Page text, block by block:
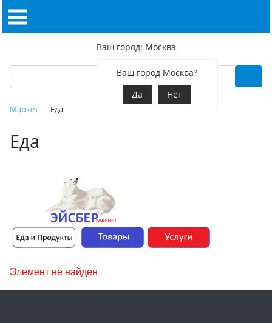
Ваш город: Москва
Ваш город Москва?
Да
Нет
Маркет Еда
Еда
Элемент не найден